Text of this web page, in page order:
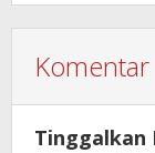
Komentar
Tinggalkan